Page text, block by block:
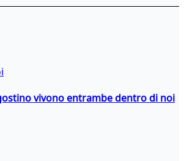
vivono entrambe dentro di noi